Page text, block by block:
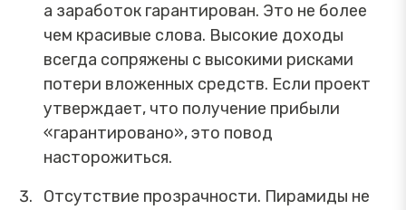
а заработок гарантирован. Это не более
чем красивые слова. Высокие доходы
всегда сопряжены с высокими рисками
потери вложенных средств. Если проект
утверждает, что получение прибыли
«гарантировано», это повод
насторожиться.
Отсутствие прозрачности. Пирамиды не